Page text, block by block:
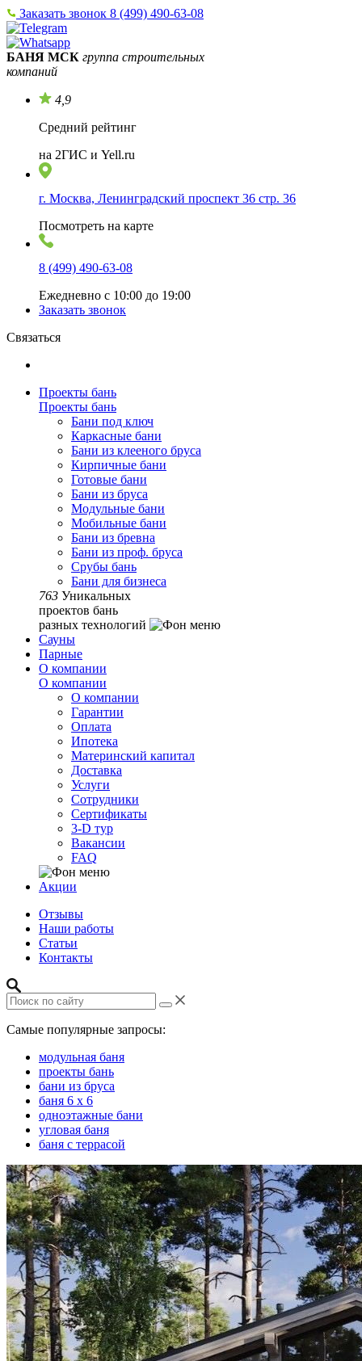
Заказать звонок 8 (499) 490-63-08
БАНЯ МСК группа строительных
компаний
4,9
Средний рейтинг
на 2ГИС и Yell.ru
г. Москва, Ленинградский проспект 36 стр. 36
Посмотреть на карте
8 (499) 490-63-08
Ежедневно с 10:00 до 19:00
Заказать звонок
Связаться
Проекты бань
Проекты бань
Бани под ключ
Каркасные бани
Бани из клееного бруса
Кирпичные бани
Готовые бани
Бани из бруса
Модульные бани
Мобильные бани
Бани из бревна
Бани из проф. бруса
Срубы бань
Бани для бизнеса
763 Уникальных
проектов бань
разных технологий
Сауны
Парные
О компании
О компании
О компании
Гарантии
Оплата
Ипотека
Материнский капитал
Доставка
Услуги
Сотрудники
Сертификаты
3-D тур
Вакансии
FAQ
Акции
Отзывы
Наши работы
Статьи
Контакты
Самые популярные запросы:
модульная баня
проекты бань
бани из бруса
баня 6 х 6
одноэтажные бани
угловая баня
баня с террасой